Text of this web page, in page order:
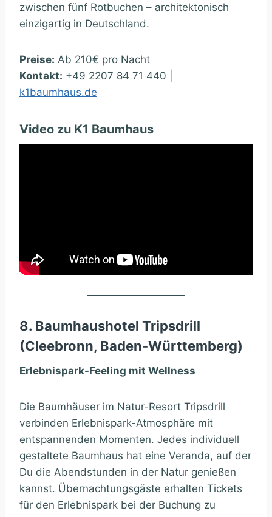
zwischen fünf Rotbuchen – architektonisch
einzigartig in Deutschland.
Preise: Ab 210€ pro Nacht
Kontakt: +49 2207 84 71 440 |
k1baumhaus.de
Video zu K1 Baumhaus
8. Baumhaushotel Tripsdrill
(Cleebronn, Baden-Württemberg)
Erlebnispark-Feeling mit Wellness
Die Baumhäuser im Natur-Resort Tripsdrill
verbinden Erlebnispark-Atmosphäre mit
entspannenden Momenten. Jedes individuell
gestaltete Baumhaus hat eine Veranda, auf der
Du die Abendstunden in der Natur genießen
kannst. Übernachtungsgäste erhalten Tickets
für den Erlebnispark bei der Buchung zu